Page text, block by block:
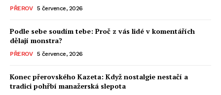
PŘEROV 5 července, 2026
Podle sebe soudím tebe: Proč z vás lidé v komentářích
dělají monstra?
PŘEROV 5 července, 2026
Konec přerovského Kazeta: Když nostalgie nestačí a
tradici pohřbí manažerská slepota